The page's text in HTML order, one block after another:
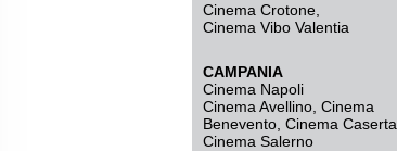
Cinema Crotone
Cinema Vibo Valentia
CAMPANIA
Cinema Napoli
Cinema Avellino Cinema
Benevento Cinema Caserta
Cinema Salerno